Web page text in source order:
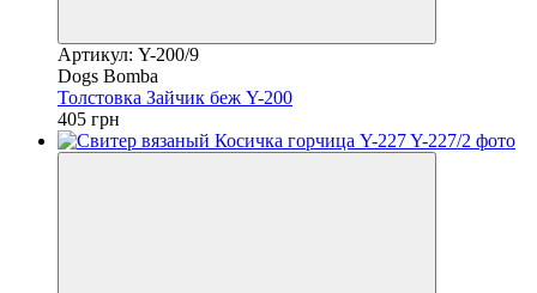
Артикул: Y-200/9
Dogs Bomba
Толстовка Зайчик беж Y-200
405 грн